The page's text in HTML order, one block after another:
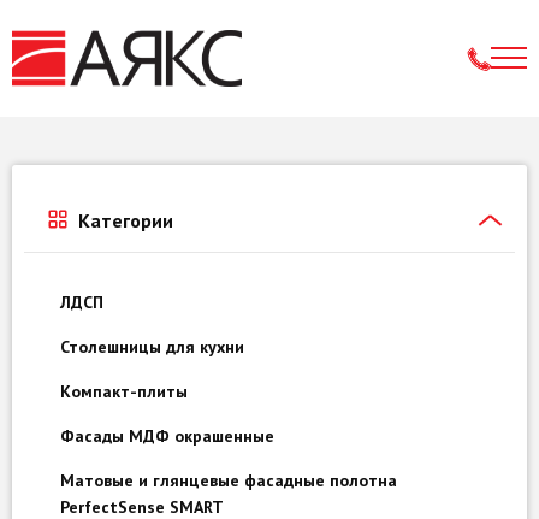
Категории
ЛДСП
Столешницы для кухни
Компакт-плиты
Фасады МДФ окрашенные
Матовые и глянцевые фасадные полотна
PerfectSense SMART